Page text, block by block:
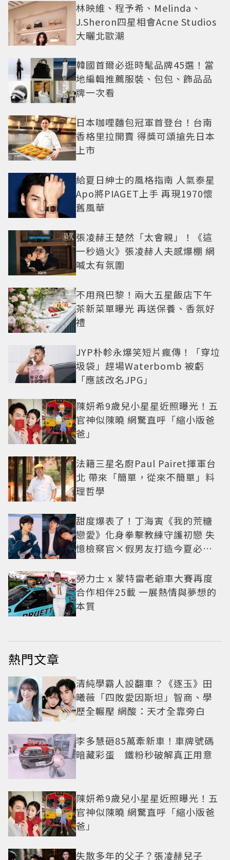
林映維、程予希、Melinda、
J.Sheron四星相會Acne Studios
大曬北歐潮
韓國首爾必逛時髦品牌45選！當
地編輯推薦服裝、包包、飾品品
牌一次看
日本咖哩麵包冠軍首登台！台南
香格里拉開賣 得獎可頌搶先日本
上市
給夏日紳士的風格指南 人氣泰星
Apo將PIAGET上手 再現1970懷
舊風華
張凌赫王楚然「太會親」！《這
一秒過火》張凌赫人夫感爆棚 網
喊太有氛圍
不用飛巴黎！兩大五星飯店下午
茶新菜單曝光 再送保養、香氛好
禮
JYP朴軫永爆笑短片瘋傳！「穿垃
圾袋」趕場Waterbomb 被虧
「應該改名JPG」
陳妍希9歲兒小星星近照曝光！五
官神似陳曉 網驚直呼「縮小版爸
爸」
法籍三星名廚Paul Pairet揮軍台
北 帶來「簡單，從來不簡單」料
理哲學
甜度爆表了！丁海寅《我的荒糖
戀愛》化身拳擊教練守護初戀 失
憶檢察官×假男友打造今夏必看
勞力士 x 蒙特雷老爺車大賽再度
合作相伴25載 一展熱情與夢想的
本質
熱門文章
清純學霸人設翻車？《逐玉》田
曦薇「四敗愛因斯坦」智商、學
歷全輾壓 網酸：天才全靠旁白
李多慧砸85萬牽新車！車牌號碼
暗藏彩蛋 鐵粉秒破解真正用意
陳妍希9歲兒小星星近照曝光！五
官神似陳曉 網驚直呼「縮小版爸
爸」
失散多年的父子？張凌赫兒子